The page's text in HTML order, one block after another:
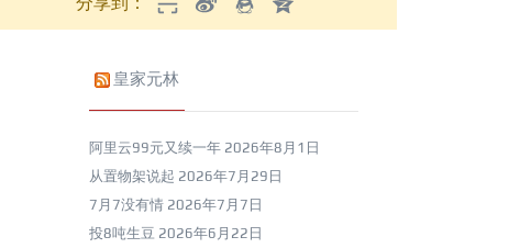
皇家元林
阿里云99元又续一年 2026年8月1日
从置物架说起 2026年7月29日
7月7没有情 2026年7月7日
投8吨生豆 2026年6月22日